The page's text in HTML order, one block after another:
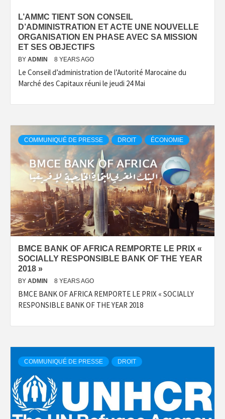
L’AMMC TIENT SON CONSEIL
D’ADMINISTRATION ET ACTE UNE NOUVELLE
ORGANISATION EN PHASE AVEC SA MISSION
ET SES OBJECTIFS
BY ADMIN 8 YEARS AGO
Le Conseil d’administration de l’Autorité Marocaine du
Marché des Capitaux réuni le jeudi 24 Mai
COMMUNIQUÉ DE PRESSE DROIT ÉCONOMIE
BMCE BANK OF AFRICA REMPORTE LE PRIX «
SOCIALLY RESPONSIBLE BANK OF THE YEAR
2018 »
BY ADMIN 8 YEARS AGO
BMCE BANK OF AFRICA REMPORTE LE PRIX « SOCIALLY
RESPONSIBLE BANK OF THE YEAR 2018
COMMUNIQUÉ DE PRESSE DROIT